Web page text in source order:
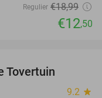
Regulier €18,99
€12,50
Tovertuin
9.2 star